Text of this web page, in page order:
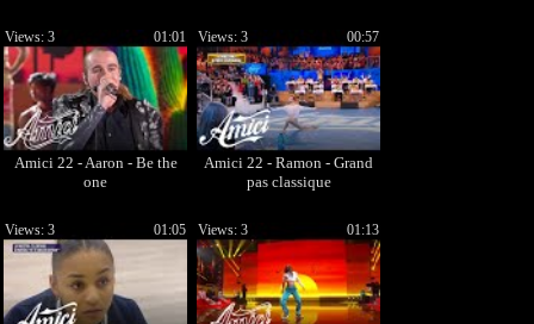
Amici 22 - Aaron - Be the
one
01:01
Views: 3
Amici 22 - Ramon - Grand
pas classique
00:57
Views: 3
01:05
Views: 3 01:13
Views: 3